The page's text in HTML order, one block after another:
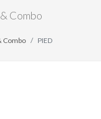
Combo
Combo PIED